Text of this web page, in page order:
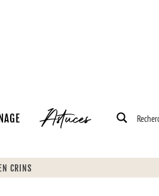
Astuces
CRINS